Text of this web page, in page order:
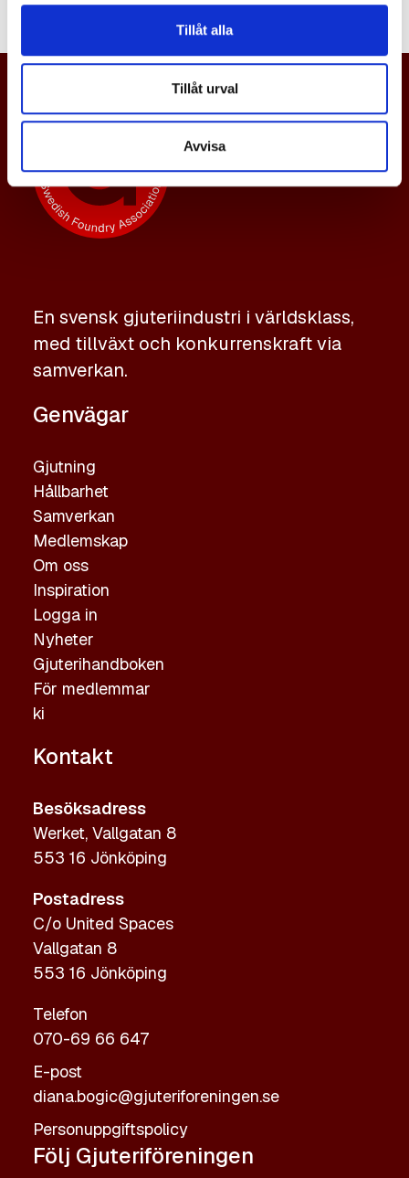
Tillåt alla
Tillåt urval
Avvisa
En svensk gjuteriindustri i världsklass,
med tillväxt och konkurrenskraft via
samverkan.
Genvägar
Gjutning
Hållbarhet
Samverkan
Medlemskap
Om oss
Inspiration
Logga in
Nyheter
Gjuterihandboken
För medlemmar
ki
Kontakt
Besöksadress
Werket, Vallgatan 8
553 16 Jönköping
Postadress
C/o United Spaces
Vallgatan 8
553 16 Jönköping
Telefon
070-69 66 647
E-post
diana.bogic@gjuteriforeningen.se
Personuppgiftspolicy
Följ Gjuteriföreningen